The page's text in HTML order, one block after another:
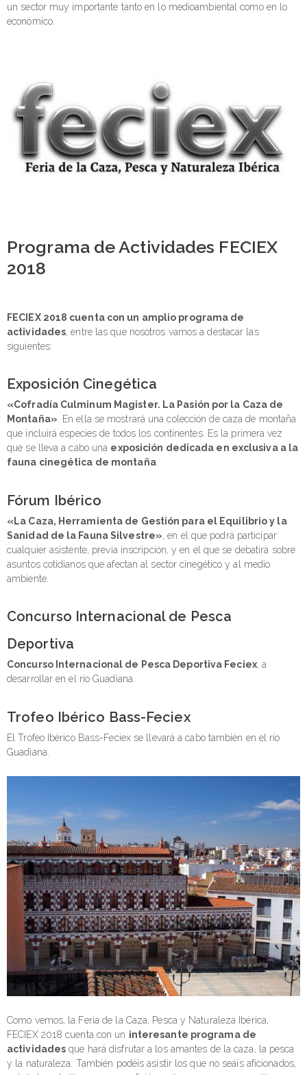
un sector muy importante tanto en lo medioambiental como en lo
económico.
Programa de Actividades FECIEX
2018
FECIEX 2018 cuenta con un amplio programa de
actividades , entre las que nosotros vamos a destacar las
siguientes:
Exposición Cinegética
«Cofradía Culminum Magister. La Pasión por la Caza de
Montaña» . En ella se mostrará una colección de caza de montaña
que incluirá especies de todos los continentes. Es la primera vez
que se lleva a cabo una exposición dedicada en exclusiva a la
fauna cinegética de montaña.
Fórum Ibérico
«La Caza, Herramienta de Gestión para el Equilibrio y la
Sanidad de la Fauna Silvestre» , en el que podrá participar
cualquier asistente, previa inscripción, y en el que se debatirá sobre
asuntos cotidianos que afectan al sector cinegético y al medio
ambiente.
Concurso Internacional de Pesca
Deportiva
Concurso Internacional de Pesca Deportiva Feciex, a
desarrollar en el río Guadiana.
Trofeo Ibérico Bass-Feciex
El Trofeo Ibérico Bass-Feciex se llevará a cabo también en el río
Guadiana.
Como vemos, la Feria de la Caza, Pesca y Naturaleza Ibérica,
FECIEX 2018 cuenta con un interesante programa de
actividades que hará disfrutar a los amantes de la caza, la pesca
y la naturaleza. También podéis asistir los que no seáis aficionados,